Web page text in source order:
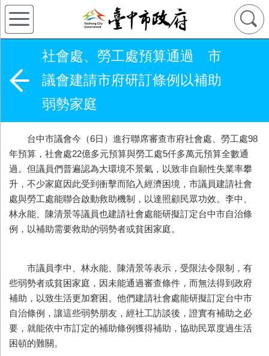
社會處、勞工處預算通過 市
議會建請市府研訂條例以補助
弱勢家庭
台中市議會今（6日）進行聯席審查市府社會處、勞工處98
年預算，社會處22億多元預算與勞工處5仟多萬元預算全數通
過。但議員們普遍認為大環境不景氣，以致非自願性失業率攀
升，不少家庭因此受到衝擊而陷入經濟困境，市議員建請社會
處與勞工處能聯合啟動救助機制，以達照顧民眾功效。李中、
林永能、陳清景等議員也建請社會處能研擬訂定台中市自治條
例，以補助需要救助的弱勢者或貧困家庭。
市議員李中、林永能、陳清景等表示，受限法令限制，有
些弱勢者或貧困家庭，因未能通過審查條件，而無法得到政府
補助，以致生活更加窘困。他們建請社會處能研擬訂定台中市
自治條例，讓這些弱勢朋友，經社工訪談後，證實有補助之必
要，就能依中市訂定的補助條例獲得補助，協助民眾度過生活
困頓的難關。